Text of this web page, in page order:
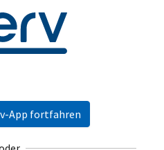
App fortfahren